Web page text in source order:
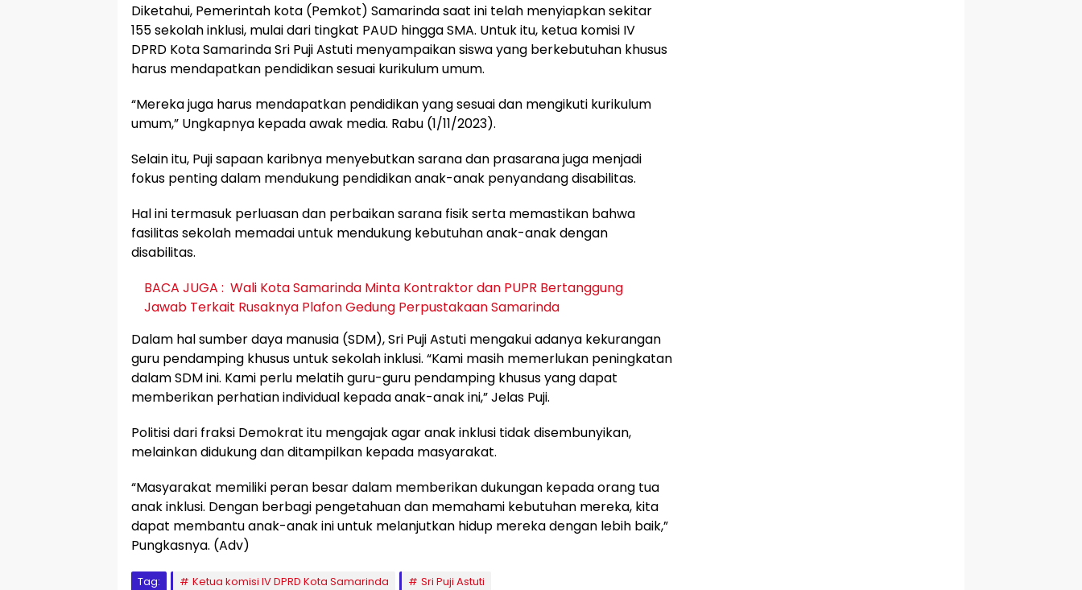
Diketahui, Pemerintah kota (Pemkot) Samarinda saat ini telah menyiapkan sekitar
155 sekolah inklusi, mulai dari tingkat PAUD hingga SMA. Untuk itu, ketua komisi IV
DPRD Kota Samarinda Sri Puji Astuti menyampaikan siswa yang berkebutuhan khusus
harus mendapatkan pendidikan sesuai kurikulum umum.
“Mereka juga harus mendapatkan pendidikan yang sesuai dan mengikuti kurikulum
umum,” Ungkapnya kepada awak media. Rabu (1/11/2023).
Selain itu, Puji sapaan karibnya menyebutkan sarana dan prasarana juga menjadi
fokus penting dalam mendukung pendidikan anak-anak penyandang disabilitas.
Hal ini termasuk perluasan dan perbaikan sarana fisik serta memastikan bahwa
fasilitas sekolah memadai untuk mendukung kebutuhan anak-anak dengan
disabilitas.
BACA JUGA : Wali Kota Samarinda Minta Kontraktor dan PUPR Bertanggung
Jawab Terkait Rusaknya Plafon Gedung Perpustakaan Samarinda
Dalam hal sumber daya manusia (SDM), Sri Puji Astuti mengakui adanya kekurangan
guru pendamping khusus untuk sekolah inklusi. “Kami masih memerlukan peningkatan
dalam SDM ini. Kami perlu melatih guru-guru pendamping khusus yang dapat
memberikan perhatian individual kepada anak-anak ini,” Jelas Puji.
Politisi dari fraksi Demokrat itu mengajak agar anak inklusi tidak disembunyikan,
melainkan didukung dan ditampilkan kepada masyarakat.
“Masyarakat memiliki peran besar dalam memberikan dukungan kepada orang tua
anak inklusi. Dengan berbagi pengetahuan dan memahami kebutuhan mereka, kita
dapat membantu anak-anak ini untuk melanjutkan hidup mereka dengan lebih baik,”
Pungkasnya. (Adv)
Tag: Ketua komisi IV DPRD Kota Samarinda
Sri Puji Astuti